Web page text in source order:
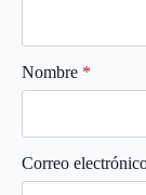
Nombre *
Correo